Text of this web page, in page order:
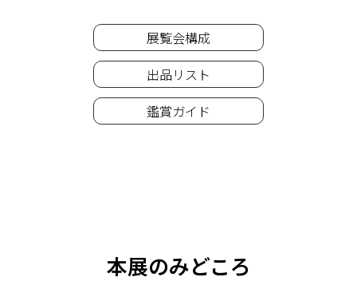
展覧会構成
出品リスト
鑑賞ガイド
本展のみどころ